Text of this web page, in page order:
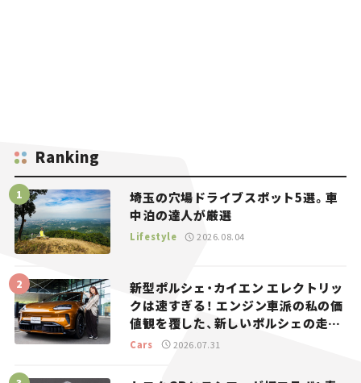
Ranking
埼玉の穴場ドライブスポット5選。車
中泊の達人が厳選
Lifestyle 2026.08.04
新型ポルシェ・カイエン エレクトリッ
クは速すぎる！ エンジン車派の私の価
値観を覆した、新しいポルシェの走
り。
Cars 2026.07.31